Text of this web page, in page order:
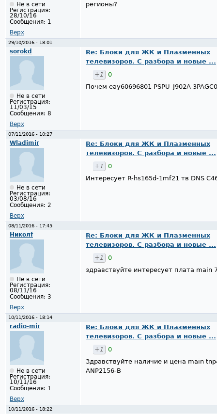
Не в сети
Регистрация:
28/10/16
Сообщения: 1
Верх
регионы?
29/10/2016 - 18:01
sorokd
Не в сети
Регистрация:
11/03/15
Сообщения: 8
Верх
Re: Блоки для ЖК и Плазменных
телевизоров. С разбора и новые ...
+1
0
Почем eay60696801 PSPU-J902A
07/11/2016 - 10:27
Wladimir
Не в сети
Регистрация:
03/08/16
Сообщения: 2
Верх
Re: Блоки для ЖК и Плазменных
телевизоров. С разбора и новые ...
+1
0
Интересует R-hs165d-1mf21 тв DNS
08/11/2016 - 17:45
Николf
Не в сети
Регистрация:
08/11/16
Сообщения: 3
Верх
Re: Блоки для ЖК и Плазменных
телевизоров. С разбора и новые ...
+1
0
здравствуйте интересует плата main
10/11/2016 - 18:14
radio-mir
Не в сети
Регистрация:
10/11/16
Сообщения: 1
Верх
Re: Блоки для ЖК и Плазменных
телевизоров. С разбора и новые ...
+1
0
Здравствуйте наличие и цена main
ANP2156-B
10/11/2016 - 18:22